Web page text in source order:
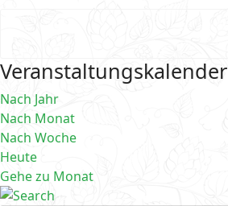
Veranstaltungskalender
Nach Jahr
Nach Monat
Nach Woche
Heute
Gehe zu Monat